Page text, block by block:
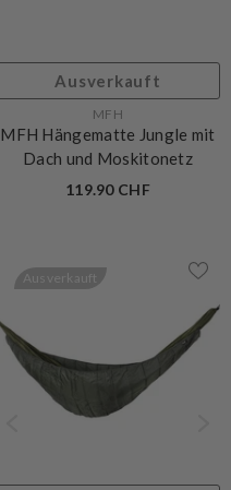
Ausverkauft
MFH
MFH Hängematte Jungle mit
Dach und Moskitonetz
119.90 CHF
Ausverkauft